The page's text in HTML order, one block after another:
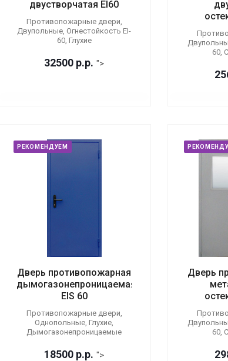
двустворчатая EI60
Противопожарные двери,
Двупольные, Огнестойкость EI-
60, Глухие
32500 р.р. ">
60,
РЕКОМЕНДУЕМ
Дверь противопожарная
дымогазонепроницаемая
EIS 60
Противопожарные двери,
Однопольные, Глухие,
Дымогазонепроницаемые
18500 р.р. ">
Дверь
60,